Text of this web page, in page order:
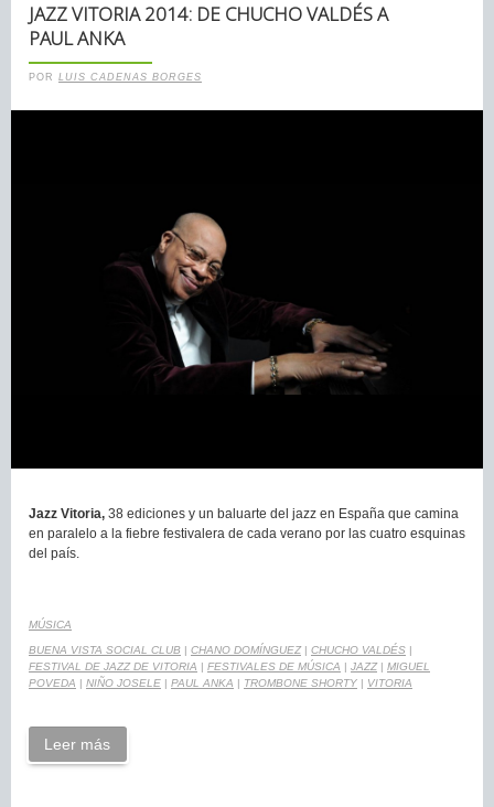
JAZZ VITORIA 2014: DE CHUCHO VALDÉS A
PAUL ANKA
POR LUIS CADENAS BORGES
Jazz Vitoria, 38 ediciones y un baluarte del jazz en España que camina
en paralelo a la fiebre festivalera de cada verano por las cuatro esquinas
del país.
MÚSICA
BUENA VISTA SOCIAL CLUB | CHANO DOMÍNGUEZ| CHUCHO VALDÉS |
FESTIVAL DE JAZZ DE VITORIA | FESTIVALES DE MÚSICA | JAZZ| MIGUEL
POVEDA | NIÑO JOSELE | PAUL ANKA | TROMBONE SHORTY | VITORIA
Leer más